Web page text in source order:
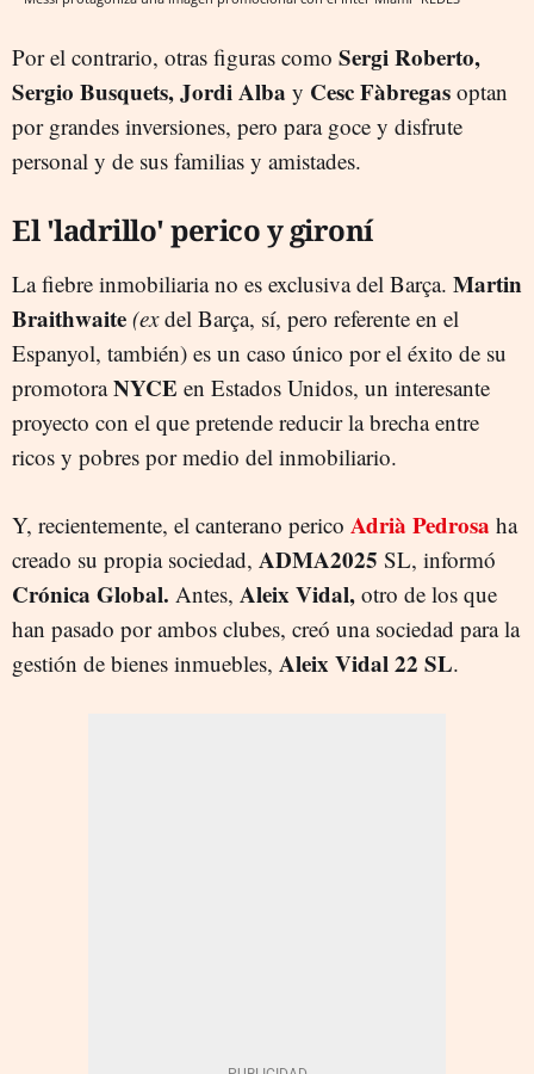
Por el contrario, otras figuras como Sergi Roberto,
Sergio Busquets, Jordi Alba y Cesc Fàbregas optan
por grandes inversiones, pero para goce y disfrute
personal y de sus familias y amistades.
El 'ladrillo' perico y gironí
La fiebre inmobiliaria no es exclusiva del Barça. Martin
Braithwaite (exdel Barça, sí, pero referente en el
Espanyol, también) es un caso único por el éxito de su
promotoraNYCE en Estados Unidos, un interesante
proyecto con el que pretende reducir la brecha entre
ricos y pobres por medio del inmobiliario.
Y, recientemente, el canterano perico Adrià Pedrosa ha
creado su propia sociedad, ADMA2025 SL, informó
Crónica Global. Antes, Aleix Vidal, otro de los que
han pasado por ambos clubes, creó una sociedad para la
gestión de bienes inmuebles, Aleix Vidal 22 SL.